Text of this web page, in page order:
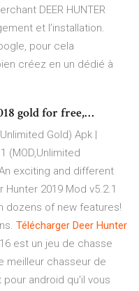
DEER HUNTER
et l’installation.
pour cela
créez en un dédié à
gold for free,…
Gold) Apk |
(MOD,Unlimited
exciting and different
2019 Mod v5.2.1
dozens of new features!
Télécharger Deer Hunter
est un jeu de chasse
meilleur chasseur de
android qu'il vous